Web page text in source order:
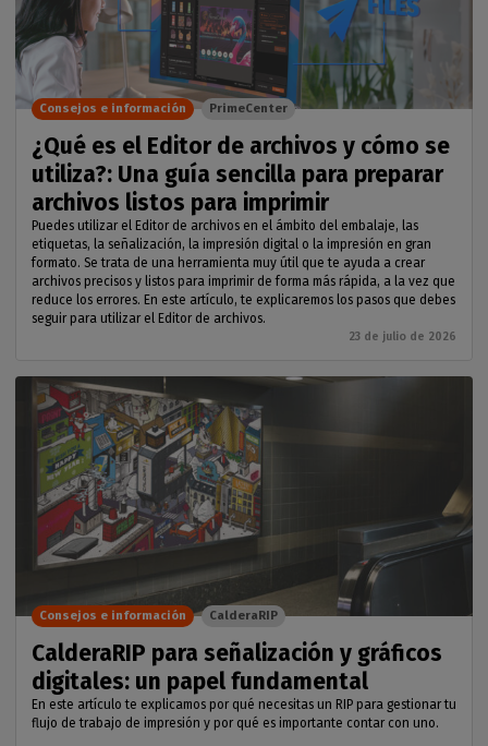
¿Qué es el Editor de archivos y cómo se
utiliza?: Una guía sencilla para preparar
archivos listos para imprimir
Puedes utilizar el Editor de archivos en el ámbito del embalaje, las
etiquetas, la señalización, la impresión digital o la impresión en gran
formato. Se trata de una herramienta muy útil que te ayuda a crear
archivos precisos y listos para imprimir de forma más rápida, a la vez que
reduce los errores. En este artículo, te explicaremos los pasos que debes
seguir para utilizar el Editor de archivos.
23 de julio de 2026
Consejos e información PrimeCenter
CalderaRIP para señalización y gráficos
digitales: un papel fundamental
En este artículo te explicamos por qué necesitas un RIP para gestionar tu
flujo de trabajo de impresión y por qué es importante contar con uno.
Consejos e información CalderaRIP